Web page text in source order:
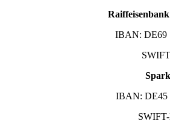
IBAN: DE69
IBAN: DE45